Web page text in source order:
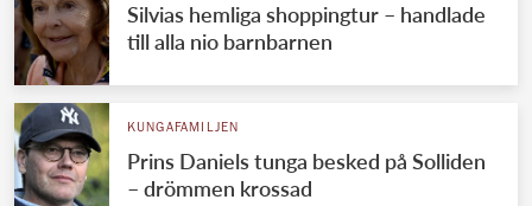
Silvias hemliga shoppingtur – handlade
till alla nio barnbarnen
KUNGAFAMILJEN
Prins Daniels tunga besked på Solliden
– drömmen krossad